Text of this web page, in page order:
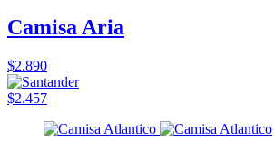
Camisa Aria
$2.890
$2.457